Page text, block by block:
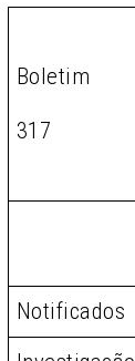
Boletim
317
Notificados